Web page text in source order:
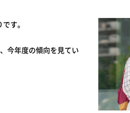
す。
今年度の傾向を見てい